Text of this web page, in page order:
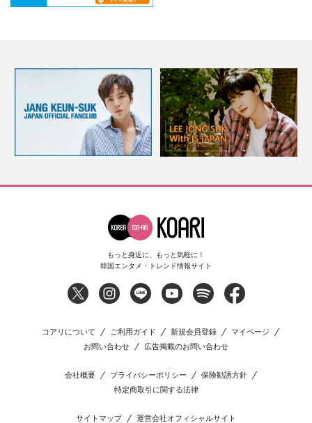
もっと身近に、もっと気軽に！
韓国エンタメ・トレンド情報サイト
コアリについて ご利用ガイド 新規会員登録
マイページ
お問い合わせ
広告掲載のお問い合わせ
会社概要 プライバシーポリシー
保険勧誘方針
特定商取引に関する法律
サイトマップ 運営会社オフィシャルサイト